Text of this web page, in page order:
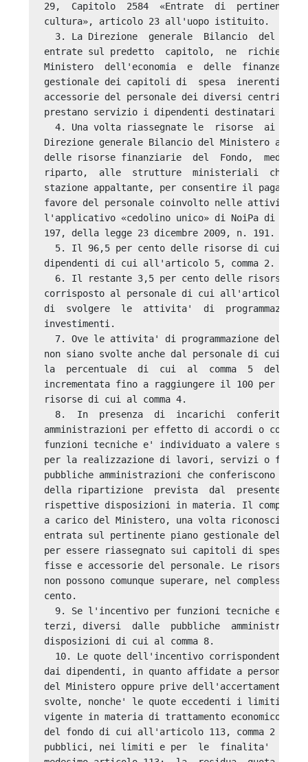
29,  Capitolo  2584  «Entrate  di  pertinenza
cultura», articolo 23 all'uopo istituito.
3. La Direzione  generale  Bilancio  del
entrate sul predetto  capitolo,  ne  richiede
Ministero  dell'economia  e  delle  finanze  su
gestionale dei capitoli di  spesa  inerenti  le
accessorie del personale dei diversi centri di
prestano servizio i dipendenti destinatari
4. Una volta riassegnate le  risorse  ai
Direzione generale Bilancio del Ministero
delle risorse finanziarie  del  Fondo,
riparto,  alle  strutture  ministeriali  che
stazione appaltante, per consentire il
favore del personale coinvolto nelle attivita'
l'applicativo «cedolino unico» di NoiPa di cui
197, della legge 23 dicembre 2009, n. 191.
5. Il 96,5 per cento delle risorse di cui  al
dipendenti di cui all'articolo 5, comma 2.
6. Il restante 3,5 per cento delle risorse di
corrisposto al personale di cui all'articolo 5,
di  svolgere  le  attivita'  di
investimenti.
7. Ove le attivita' di programmazione della
non siano svolte anche dal personale di cui
la  percentuale  di  cui  al  comma  5  del
incrementata fino a raggiungere il 100 per
risorse di cui al comma 4.
8.  In  presenza  di  incarichi  conferiti
amministrazioni per effetto di accordi o
funzioni tecniche e' individuato a valere sugli
per la realizzazione di lavori, servizi o
pubbliche amministrazioni che conferiscono
della ripartizione  prevista  dal  presente
rispettive disposizioni in materia. Il
a carico del Ministero, una volta
entrata sul pertinente piano gestionale del
per essere riassegnato sui capitoli di spesa
fisse e accessorie del personale. Le risorse
non possono comunque superare, nel
cento.
9. Se l'incentivo per funzioni tecniche e'  a
terzi, diversi  dalle  pubbliche
disposizioni di cui al comma 8.
10. Le quote dell'incentivo corrispondenti a
dai dipendenti, in quanto affidate a personale
del Ministero oppure prive dell'accertamento
svolte, nonche' le quote eccedenti i limiti
vigente in materia di trattamento economico,
del fondo di cui all'articolo 113, comma 2 del
pubblici, nei limiti e per  le  finalita'  di